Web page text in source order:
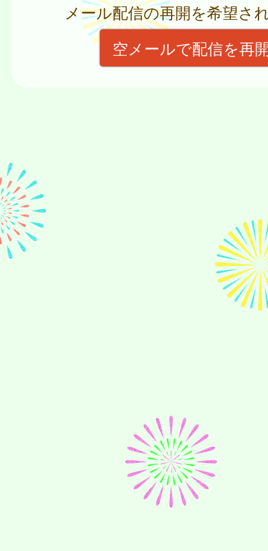
メール配信の再開を希望さ
空メールで配信を再